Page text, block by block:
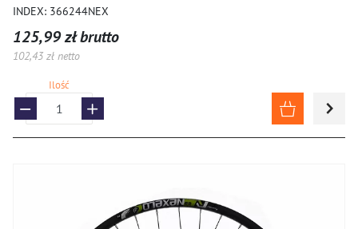
INDEX: 366244NEX
125,99 zł brutto
102,43 zł netto
Ilość